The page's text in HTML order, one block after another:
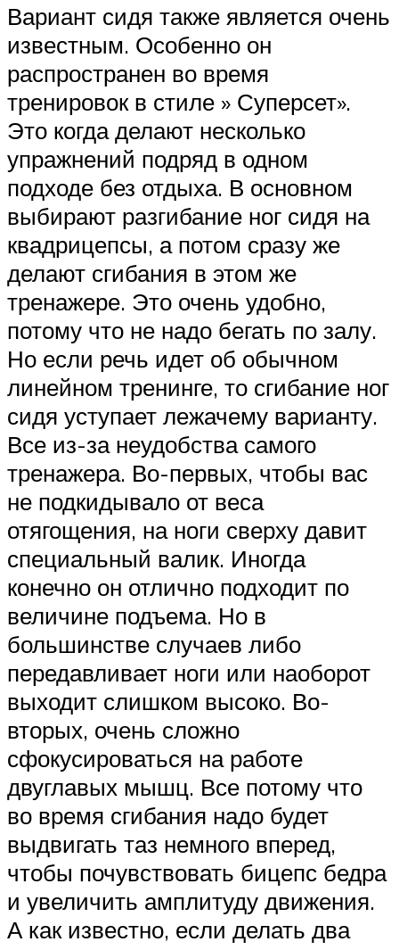
Вариант сидя также является очень
известным. Особенно он
распространен во время
тренировок в стиле » Суперсет».
Это когда делают несколько
упражнений подряд в одном
подходе без отдыха. В основном
выбирают разгибание ног сидя на
квадрицепсы, а потом сразу же
делают сгибания в этом же
тренажере. Это очень удобно,
потому что не надо бегать по залу.
Но если речь идет об обычном
линейном тренинге, то сгибание ног
сидя уступает лежачему варианту.
Все из-за неудобства самого
тренажера. Во-первых, чтобы вас
не подкидывало от веса
отягощения, на ноги сверху давит
специальный валик. Иногда
конечно он отлично подходит по
величине подъема. Но в
большинстве случаев либо
передавливает ноги или наоборот
выходит слишком высоко. Во-
вторых, очень сложно
сфокусироваться на работе
двуглавых мышц. Все потому что
во время сгибания надо будет
выдвигать таз немного вперед,
чтобы почувствовать бицепс бедра
и увеличить амплитуду движения.
А как известно, если делать два